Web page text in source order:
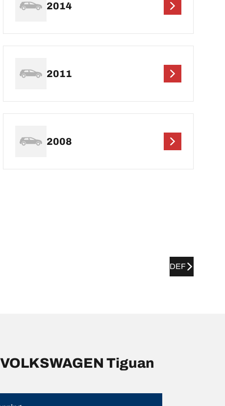
2014
2011
2008
DEF
Tiguan